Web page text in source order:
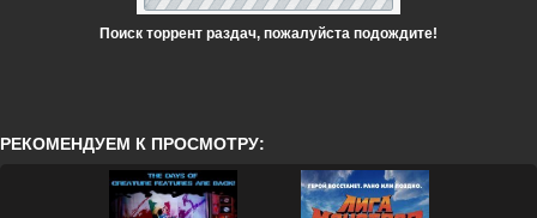
Поиск торрент раздач, пожалуйста подождите!
РЕКОМЕНДУЕМ К ПРОСМОТРУ: